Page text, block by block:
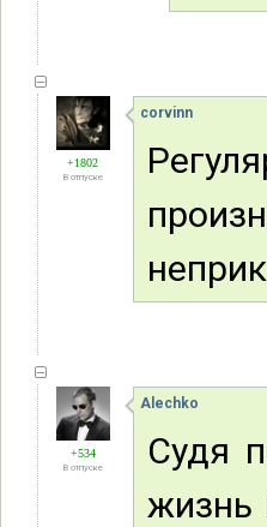
+1802
В отпуске
corvinn
+534
В отпуске
Alechko
Судя
жизнь